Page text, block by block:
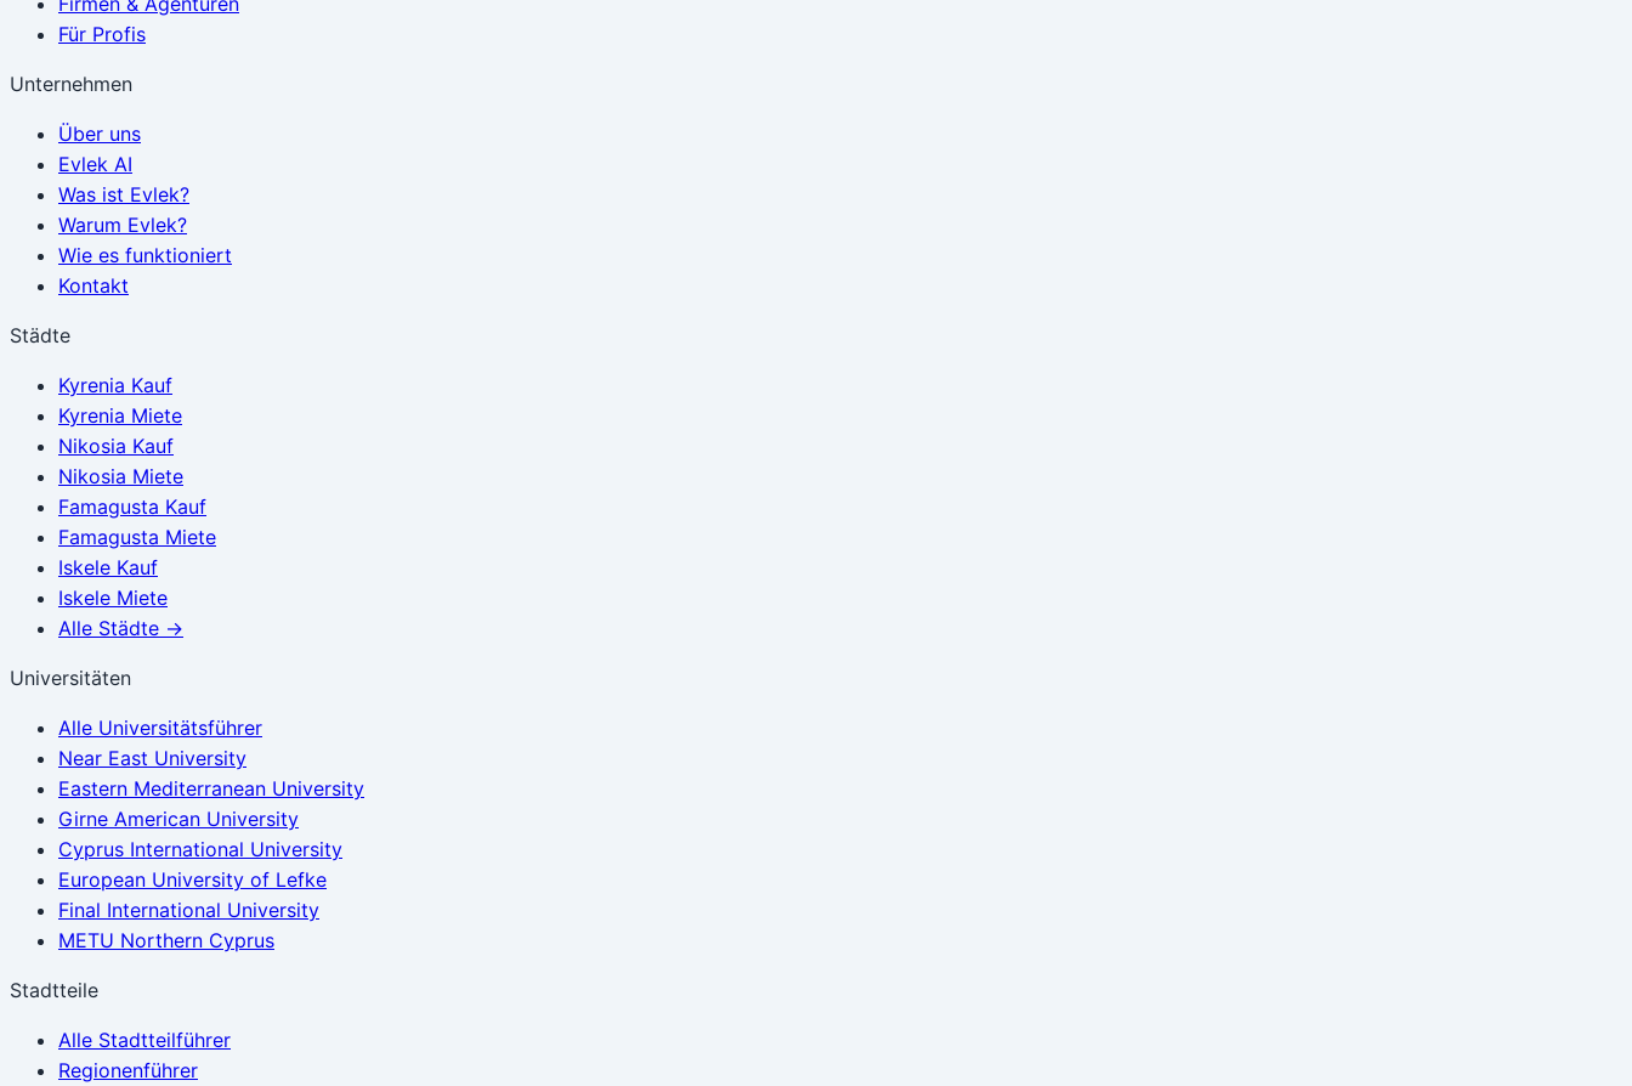
Für Profis
Unternehmen
Über uns
Evlek AI
Was ist Evlek?
Warum Evlek?
Wie es funktioniert
Kontakt
Städte
Kyrenia Kauf
Kyrenia Miete
Nikosia Kauf
Nikosia Miete
Famagusta Kauf
Famagusta Miete
Iskele Kauf
Iskele Miete
Alle Städte →
Universitäten
Alle Universitätsführer
Near East University
Eastern Mediterranean University
Girne American University
Cyprus International University
European University of Lefke
Final International University
METU Northern Cyprus
Stadtteile
Alle Stadtteilführer
Regionenführer